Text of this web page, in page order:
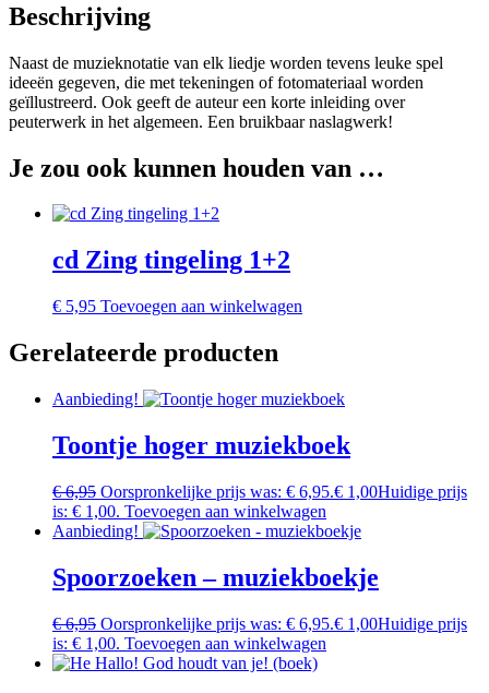
Beschrijving
Naast de muzieknotatie van elk liedje worden tevens leuke spel
ideeën gegeven, die met tekeningen of fotomateriaal worden
geïllustreerd. Ook geeft de auteur een korte inleiding over
peuterwerk in het algemeen. Een bruikbaar naslagwerk!
Je zou ook kunnen houden van …
cd Zing tingeling 1+2
€ 5,95 Toevoegen aan winkelwagen
Gerelateerde producten
Aanbieding!
Toontje hoger muziekboek
€6,95 Oorspronkelijke prijs was: € 6,95.€ 1,00Huidige prijs
is: € 1,00. Toevoegen aan winkelwagen
Aanbieding!
Spoorzoeken – muziekboekje
€6,95 Oorspronkelijke prijs was: € 6,95.€ 1,00Huidige prijs
is: € 1,00. Toevoegen aan winkelwagen